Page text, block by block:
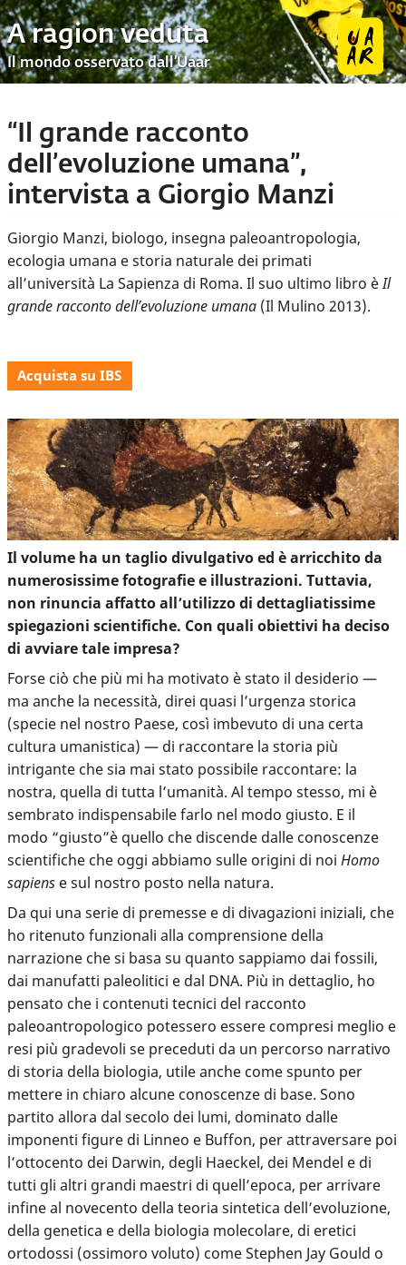
A ragion veduta
Il mondo osservato dall’Uaar
“Il grande racconto
dell’evoluzione umana”,
intervista a Giorgio Manzi
Giorgio Manzi, biologo, insegna paleoantropologia,
ecologia umana e storia naturale dei primati
all’università La Sapienza di Roma. Il suo ultimo libro èIl
grande racconto dell’evoluzione umana (Il Mulino 2013).
Acquista su IBS
Il volume ha un taglio divulgativo ed è arricchito da
numerosissime fotografie e illustrazioni. Tuttavia,
non rinuncia affatto all’utilizzo di dettagliatissime
spiegazioni scientifiche. Con quali obiettivi ha deciso
di avviare tale impresa?
Forse ciò che più mi ha motivato è stato il desiderio —
ma anche la necessità, direi quasi l’urgenza storica
(specie nel nostro Paese, così imbevuto di una certa
cultura umanistica) — di raccontare la storia più
intrigante che sia mai stato possibile raccontare: la
nostra, quella di tutta l’umanità. Al tempo stesso, mi è
sembrato indispensabile farlo nel modo giusto. E il
modo “giusto”è quello che discende dalle conoscenze
scientifiche che oggi abbiamo sulle origini di noi Homo
sapiens e sul nostro posto nella natura.
Da qui una serie di premesse e di divagazioni iniziali, che
ho ritenuto funzionali alla comprensione della
narrazione che si basa su quanto sappiamo dai fossili,
dai manufatti paleolitici e dal DNA. Più in dettaglio, ho
pensato che i contenuti tecnici del racconto
paleoantropologico potessero essere compresi meglio e
resi più gradevoli se preceduti da un percorso narrativo
di storia della biologia, utile anche come spunto per
mettere in chiaro alcune conoscenze di base. Sono
partito allora dal secolo dei lumi, dominato dalle
imponenti figure di Linneo e Buffon, per attraversare poi
l’ottocento dei Darwin, degli Haeckel, dei Mendel e di
tutti gli altri grandi maestri di quell’epoca, per arrivare
infine al novecento della teoria sintetica dell’evoluzione,
della genetica e della biologia molecolare, di eretici
ortodossi (ossimoro voluto) come Stephen Jay Gould o